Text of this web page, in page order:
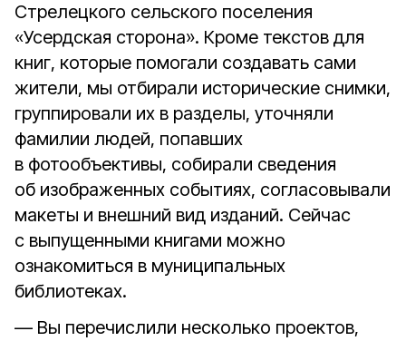
Стрелецкого сельского поселения
«Усердская сторона». Кроме текстов для
книг, которые помогали создавать сами
жители, мы отбирали исторические снимки,
группировали их в разделы, уточняли
фамилии людей, попавших
в фотообъективы, собирали сведения
об изображенных событиях, согласовывали
макеты и внешний вид изданий. Сейчас
с выпущенными книгами можно
ознакомиться в муниципальных
библиотеках.
— Вы перечислили несколько проектов,